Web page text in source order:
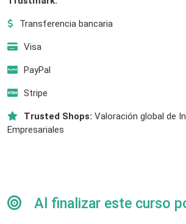
Transferencia bancaria
Visa
PayPal
Stripe
Trusted Shops: Valoración global de
Empresariales
Al finalizar este curso